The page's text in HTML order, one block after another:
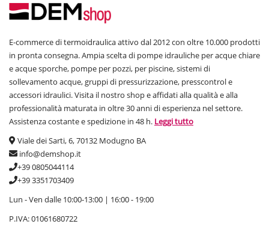
E-commerce di termoidraulica attivo dal 2012 con oltre 10.000 prodotti
in pronta consegna. Ampia scelta di pompe idrauliche per acque chiare
e acque sporche, pompe per pozzi, per piscine, sistemi di
sollevamento acque, gruppi di pressurizzazione, presscontrol e
accessori idraulici. Visita il nostro shop e affidati alla qualità e alla
professionalità maturata in oltre 30 anni di esperienza nel settore.
Assistenza costante e spedizione in 48 h. Leggi tutto
Viale dei Sarti, 6, 70132 Modugno BA
info@demshop.it
+39 0805044114
+39 3351703409
Lun - Ven dalle 10:00-13:00 | 16:00 - 19:00
P.IVA: 01061680722